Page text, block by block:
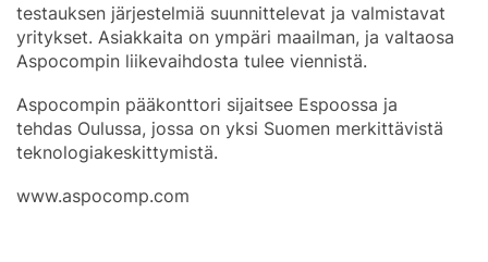
testauksen järjestelmiä suunnittelevat ja valmistavat
yritykset. Asiakkaita on ympäri maailman, ja valtaosa
Aspocompin liikevaihdosta tulee viennistä.
Aspocompin pääkonttori sijaitsee Espoossa ja
tehdas Oulussa, jossa on yksi Suomen merkittävistä
teknologiakeskittymistä.
www.aspocomp.com